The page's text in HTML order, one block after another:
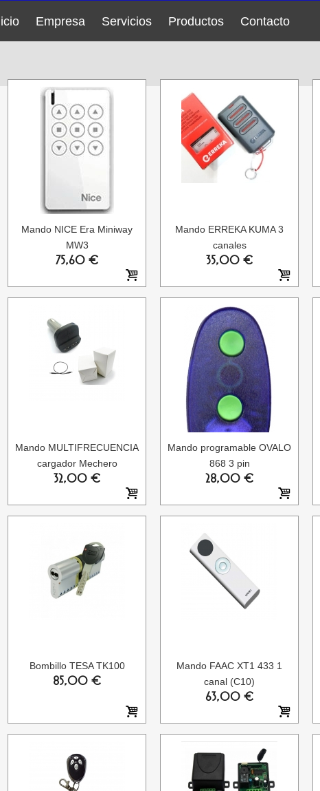
Empresa Servicios Productos Contacto
Mando NICE Era Miniway
MW3
75,60 €
Mando ERREKA KUMA 3
canales
35,00 €
Mando MULTIFRECUENCIA
cargador Mechero
32,00 €
Mando programable OVALO
868 3 pin
28,00 €
Bombillo TESA TK100
85,00 €
Mando FAAC XT1 433 1
canal (C10)
63,00 €